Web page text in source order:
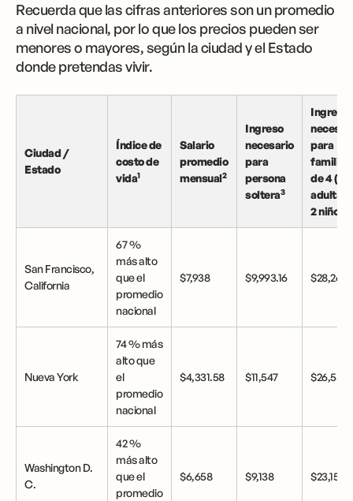
Recuerda que las cifras anteriores son un promedio
a nivel nacional, por lo que los precios pueden ser
menores o mayores, según la ciudad y el Estado
donde pretendas vivir.
Ciudad /
Estado
Índice de
costo de
vida1
Salario
promedio
mensual2
Ingreso
necesario
para
persona
soltera3
Ingreso
para
familia
de 4 (2
adultas
2 niños)
San Francisco,
California
67 %
más alto
que el
promedio
nacional
$7,938 $9,993.16 $28,260
Nueva York
74 % más
alto que
el
promedio
nacional
$4,331.58 $11,547 $26,533
Washington D.
C.
42 %
más alto
que el
promedio
$6,658 $9,138 $23,157